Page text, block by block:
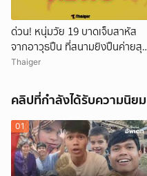
ด่วน! หนุ่มวัย 19 บาดเจ็บสาหัส
จากอาวุธปืน ที่สนามยิงปืนค่ายสุร
นารี โคราช ตำรวจเร่งสอบสาเหตุ
Thaiger
คลิปที่กำลังได้รับความนิยม
01